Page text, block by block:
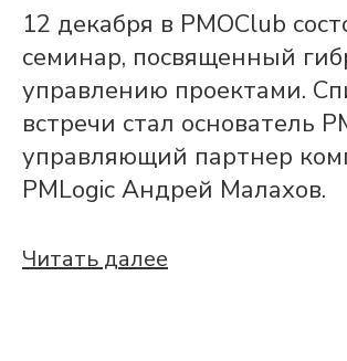
12 декабря в PMOClub
семинар, посвященный
управлению проектами.
встречи стал основатель
управляющий партнер
PMLogic Андрей Малахов.
Читать далее